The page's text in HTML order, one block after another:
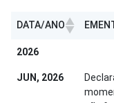
DATA/ANO
DATA/ANO
2026
JUN, 2026